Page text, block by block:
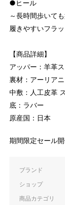
●ヒール
～長時間歩いて
履きやすいフラ
【商品詳細】
アッパー：羊革
裏材：アーリアニ
中敷：人工皮革
底：ラバー
原産国：日本
期間限定セール
ブランド
ショップ
商品カテゴリ